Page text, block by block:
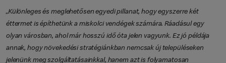
„Különleges és meglehetősen egyedi pillanat, hogy egyszerre két
éttermet is építhetünk a miskolci vendégek számára. Ráadásul egy
olyan városban, ahol már hosszú idő óta jelen vagyunk. Ez jó példája
annak, hogy növekedési stratégiánkban nemcsak új településeken
jelenünk meg szolgáltatásainkkal, hanem azt is folyamatosan